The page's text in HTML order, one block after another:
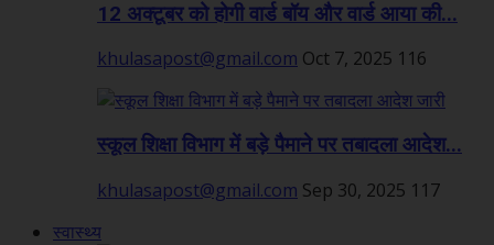
12 अक्टूबर को होगी वार्ड बॉय और वार्ड आया की...
khulasapost@gmail.com Oct 7, 2025 116
स्कूल शिक्षा विभाग में बड़े पैमाने पर तबादला आदेश...
khulasapost@gmail.com Sep 30, 2025 117
स्वास्थ्य